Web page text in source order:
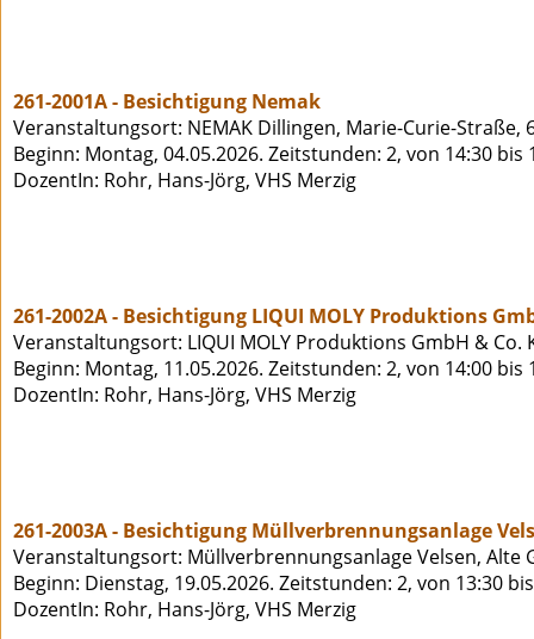
261-2001A - Besichtigung Nemak
Veranstaltungsort: NEMAK Dillingen, Marie-Curie-Straße,
Beginn: Montag, 04.05.2026. Zeitstunden: 2, von 14:30 bis
DozentIn: Rohr, Hans-Jörg, VHS Merzig
261-2002A - Besichtigung LIQUI MOLY Produktions
Veranstaltungsort: LIQUI MOLY Produktions GmbH & Co.
Beginn: Montag, 11.05.2026. Zeitstunden: 2, von 14:00 bis
DozentIn: Rohr, Hans-Jörg, VHS Merzig
261-2003A - Besichtigung Müllverbrennungsanlage
Veranstaltungsort: Müllverbrennungsanlage Velsen, Alte
Beginn: Dienstag, 19.05.2026. Zeitstunden: 2, von 13:30
DozentIn: Rohr, Hans-Jörg, VHS Merzig